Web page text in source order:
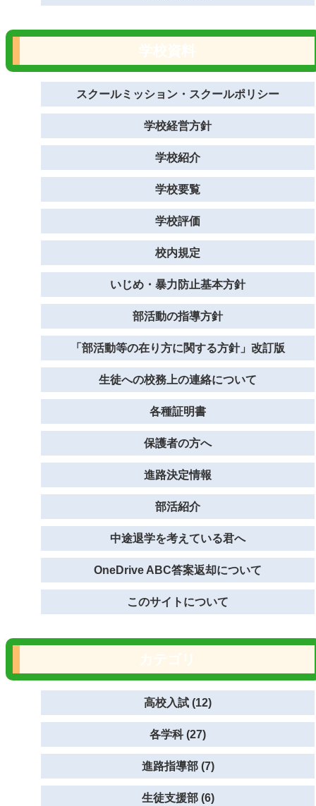
スクールミッション・スクールポリシー
学校経営方針
学校紹介
学校要覧
学校評価
校内規定
いじめ・暴力防止基本方針
部活動の指導方針
「部活動等の在り方に関する方針」改訂版
生徒への校務上の連絡について
各種証明書
保護者の方へ
進路決定情報
部活紹介
中途退学を考えている君へ
OneDrive ABC答案返却について
このサイトについて
高校入試 (12)
各学科 (27)
進路指導部 (7)
生徒支援部 (6)